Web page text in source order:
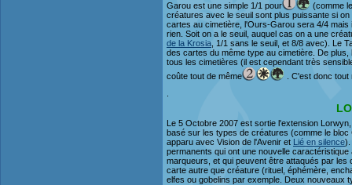
Garou est une simple 1/1 pour
(comme
créatures avec le seuil sont plus puissante si
cartes au cimetière, l'Ours-Garou sera 4/4
rien. Soit on a le seuil, auquel cas on a une
de la Krosia , 1/1 sans le seuil, et 8/8 avec). Le
des cartes du même type au cimetière. De
tous les cimetières (il est cependant très
coûte tout de même
. C'est donc
Le 5 Octobre 2007 est sortie l'extension
basé sur les types de créatures (comme le
apparu avec Vision de l'Avenir et Lié en silence).
permanents qui ont une nouvelle
marqueurs, et qui peuvent être attaqués par
carte autre que créature (rituel, éphémère,
elfes ou gobelins par exemple. Deux nouveaux